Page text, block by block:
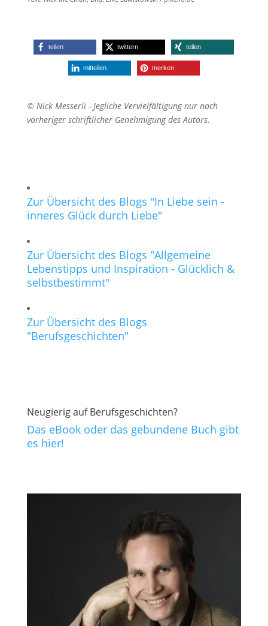
teilen twittern teilen
mitteilen merken
© Nick Messerli - Jegliche Vervielfältigung nur nach
vorheriger schriftlicher Genehmigung des Autors.
Zur Übersicht des Blogs "In Liebe sein -
inneres Glück durch Liebe"
Zur Übersicht des Blogs "Allgemeine
Lebenstipps und Inspiration - Glücklich &
selbstbestimmt"
Zur Übersicht des Blogs
"Berufsgeschichten"
Neugierig auf Berufsgeschichten?
Das eBook oder das gebundene Buch gibt
es hier!